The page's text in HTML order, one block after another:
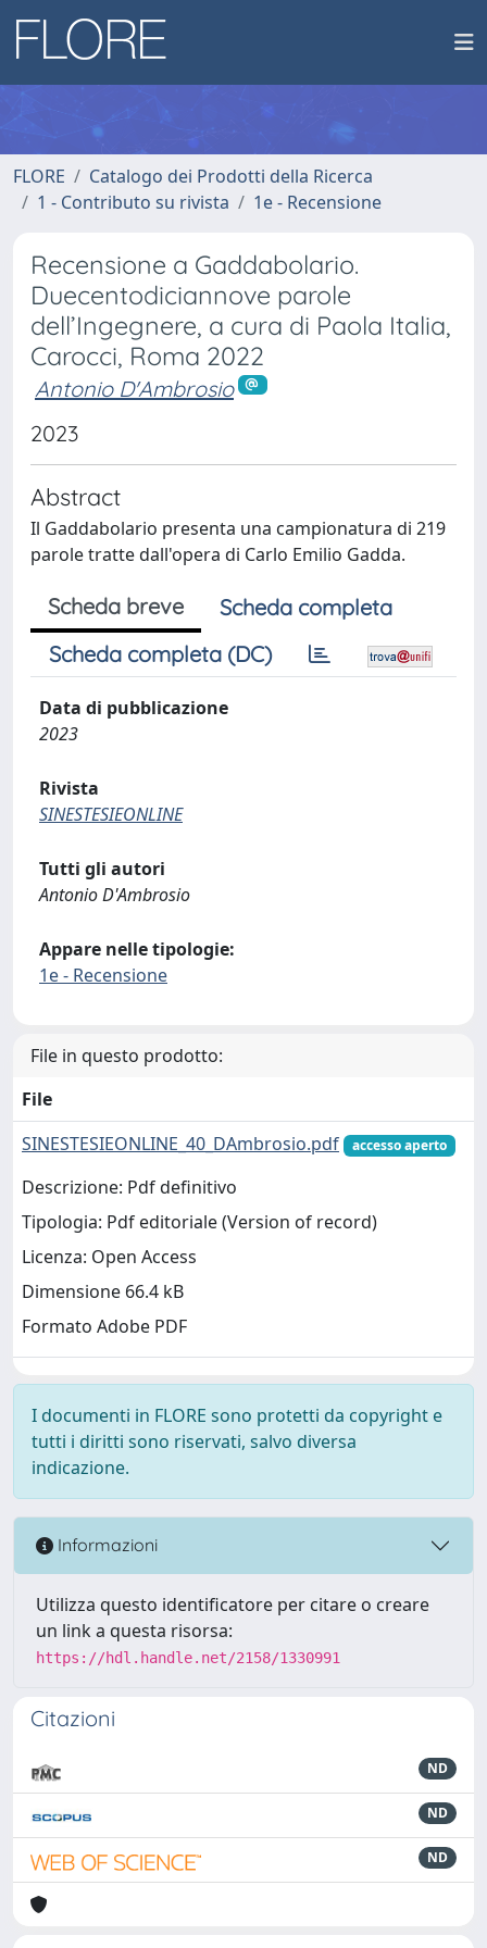
FLORE
Catalogo dei Prodotti della Ricerca
1 - Contributo su rivista
1e - Recensione
Recensione a Gaddabolario.
Duecentodiciannove parole
dell’Ingegnere, a cura di Paola Italia,
Carocci, Roma 2022
Antonio D'Ambrosio
2023
Abstract
Il Gaddabolario presenta una campionatura di 219
parole tratte dall'opera di Carlo Emilio Gadda.
Scheda breve
Scheda completa
Scheda completa (DC)
Data di pubblicazione
2023
Rivista
SINESTESIEONLINE
Tutti gli autori
Antonio D'Ambrosio
Appare nelle tipologie:
1e - Recensione
File in questo prodotto:
File
SINESTESIEONLINE_40_DAmbrosio.pdf
accesso aperto
Descrizione: Pdf definitivo
Tipologia: Pdf editoriale (Version of record)
Licenza: Open Access
Dimensione 66.4 kB
Formato Adobe PDF
I documenti in FLORE sono protetti da copyright e
tutti i diritti sono riservati, salvo diversa
indicazione.
Informazioni
Utilizza questo identificatore per citare o creare
un link a questa risorsa:
https://hdl.handle.net/2158/1330991
Citazioni
ND
ND
ND